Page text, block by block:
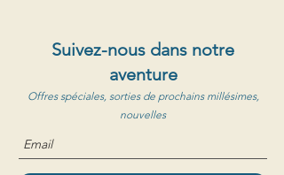
Suivez-nous dans notre
aventure
Offres spéciales, sorties de prochains millésimes,
nouvelles